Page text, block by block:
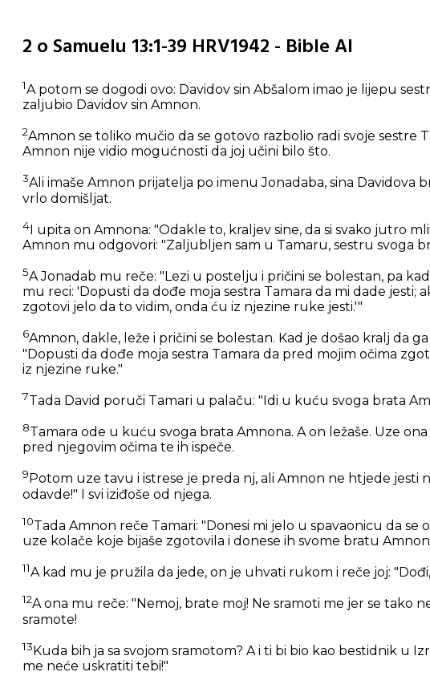
2 o Samuelu 13:1-39 HRV1942 - Bible AI
1A potom se dogodi ovo: Davidov sin Abšalom imao je lijepu
zaljubio Davidov sin Amnon.
2Amnon se toliko mučio da se gotovo razbolio radi svoje sestre
Amnon nije vidio mogućnosti da joj učini bilo što.
3Ali imaše Amnon prijatelja po imenu Jonadaba, sina Davidova
vrlo domišljat.
4I upita on Amnona: "Odakle to, kraljev sine, da si svako jutro
Amnon mu odgovori: "Zaljubljen sam u Tamaru, sestru svoga
5A Jonadab mu reče: "Lezi u postelju i pričini se bolestan, pa
mu reci: 'Dopusti da dođe moja sestra Tamara da mi dade jesti;
zgotovi jelo da to vidim, onda ću iz njezine ruke jesti.'"
6Amnon, dakle, leže i pričini se bolestan. Kad je došao kralj da
"Dopusti da dođe moja sestra Tamara da pred mojim očima
iz njezine ruke."
7Tada David poruči Tamari u palaču: "Idi u kuću svoga brata
8Tamara ode u kuću svoga brata Amnona. A on ležaše. Uze
pred njegovim očima te ih ispeče.
9 Potom uze tavu i istrese je preda nj, ali Amnon ne htjede jesti
odavde!" I svi iziđoše od njega.
10Tada Amnon reče Tamari: "Donesi mi jelo u spavaonicu da se
uze kolače koje bijaše zgotovila i donese ih svome bratu
11A kad mu je pružila da jede, on je uhvati rukom i reče joj:
12A ona mu reče: "Nemoj, brate moj! Ne sramoti me jer se tako
sramote!
13Kuda bih ja sa svojom sramotom? A i ti bi bio kao bestidnik u
me neće uskratiti tebi!"